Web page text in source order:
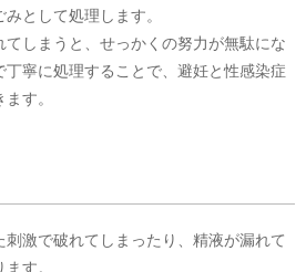
として処理します。
しまうと、せっかくの努力が無駄にな
寧に処理することで、避妊と性感染症
す。
激で破れてしまったり、精液が漏れて
す。